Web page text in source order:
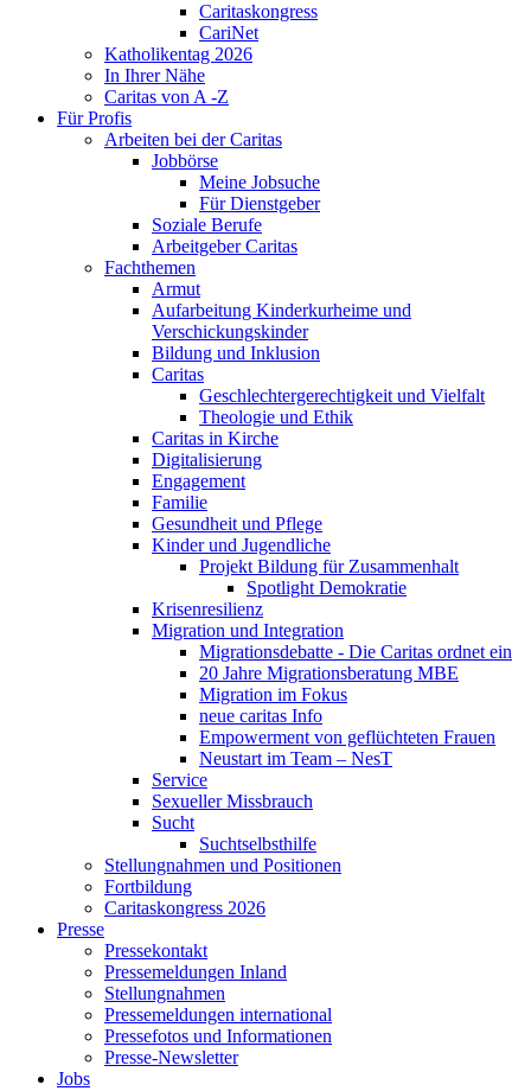
Caritaskongress
CariNet
Katholikentag 2026
In Ihrer Nähe
Caritas von A -Z
Für Profis
Arbeiten bei der Caritas
Jobbörse
Meine Jobsuche
Für Dienstgeber
Soziale Berufe
Arbeitgeber Caritas
Fachthemen
Armut
Aufarbeitung Kinderkurheime und
Verschickungskinder
Bildung und Inklusion
Caritas
Geschlechtergerechtigkeit und Vielfalt
Theologie und Ethik
Caritas in Kirche
Digitalisierung
Engagement
Familie
Gesundheit und Pflege
Kinder und Jugendliche
Projekt Bildung für Zusammenhalt
Spotlight Demokratie
Krisenresilienz
Migration und Integration
Migrationsdebatte - Die Caritas ordnet ein
20 Jahre Migrationsberatung MBE
Migration im Fokus
neue caritas Info
Empowerment von geflüchteten Frauen
Neustart im Team – NesT
Service
Sexueller Missbrauch
Sucht
Suchtselbsthilfe
Stellungnahmen und Positionen
Fortbildung
Caritaskongress 2026
Presse
Pressekontakt
Pressemeldungen Inland
Stellungnahmen
Pressemeldungen international
Pressefotos und Informationen
Presse-Newsletter
Jobs